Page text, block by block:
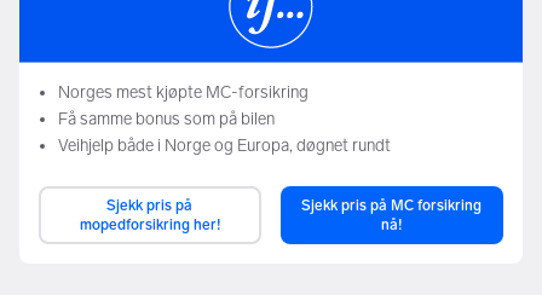
Norges mest kjøpte MC-forsikring
Få samme bonus som på bilen
Veihjelp både i Norge og Europa, døgnet rundt
Sjekk pris på
mopedforsikring her!
Sjekk pris på MC forsikring
nå!